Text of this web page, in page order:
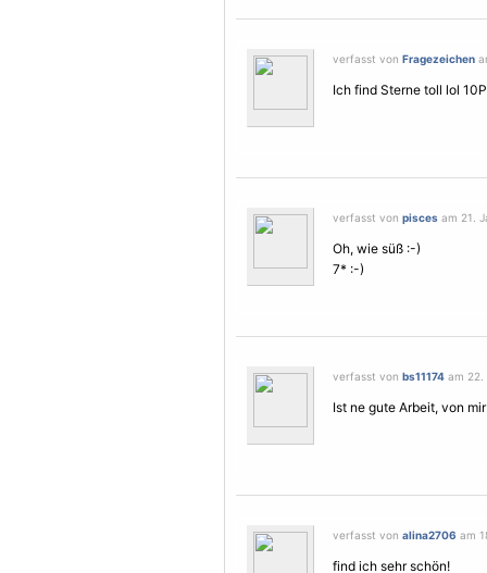
verfasst von Fragezeichen
Ich find Sterne toll lol
verfasst von pisces am 21.
Oh, wie süß :-)
7* :-)
verfasst von bs11174 am 22.
Ist ne gute Arbeit, von
verfasst von alina2706 am
find ich sehr schön!